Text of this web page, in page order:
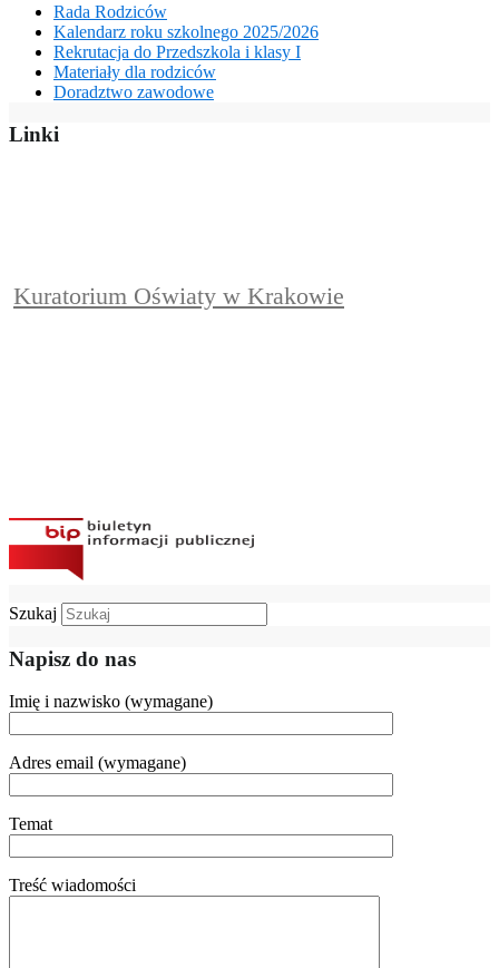
Rada Rodziców
Kalendarz roku szkolnego 2025/2026
Rekrutacja do Przedszkola i klasy I
Materiały dla rodziców
Doradztwo zawodowe
Linki
Kuratorium Oświaty w Krakowie
Szukaj
Napisz do nas
Imię i nazwisko (wymagane)
Adres email (wymagane)
Temat
Treść wiadomości